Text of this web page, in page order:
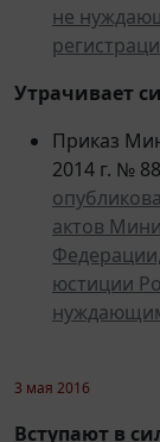
2014 г. №
актов
юстиции